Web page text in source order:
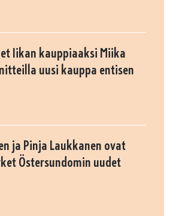
Iikan kauppiaaksi Miika
uusi kauppa entisen
ja Pinja Laukkanen ovat
Östersundomin uudet